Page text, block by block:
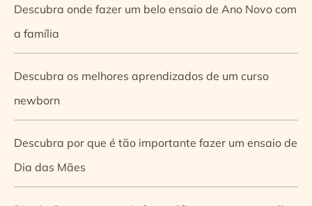
Descubra onde fazer um belo ensaio de Ano Novo com
a família
Descubra os melhores aprendizados de um curso
newborn
Descubra por que é tão importante fazer um ensaio de
Dia das Mães